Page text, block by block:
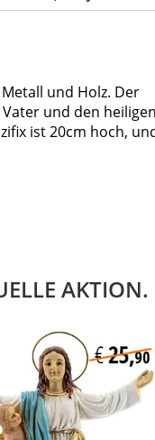
und Holz. Der
und den
ist 20cm hoch,
AKTION.